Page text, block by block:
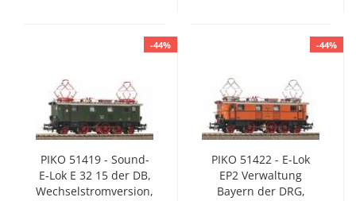
-44%
PIKO 51419 - Sound-
E-Lok E 32 15 der DB,
Wechselstromversion,
-44%
PIKO 51422 - E-Lok
EP2 Verwaltung
Bayern der DRG,